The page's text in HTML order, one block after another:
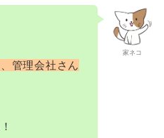
家ネコ
管理会社さん